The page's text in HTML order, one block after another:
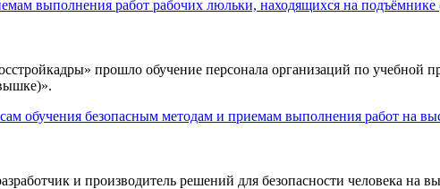
выполнения работ рабочих люльки, находящихся на
прошло обучение персонала организаций по учебной
безопасным методам и приемам выполнения работ на
и производитель решений для безопасности человека на